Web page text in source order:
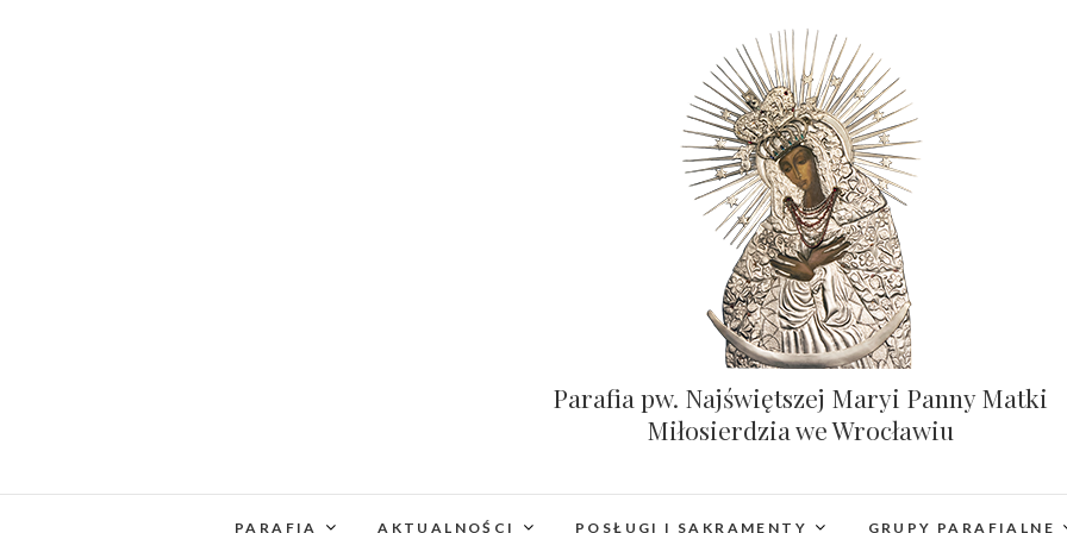
Parafia pw. Najświętszej Maryi Panny Matki
Miłosierdzia we Wrocławiu
PARAFIA AKTUALNOŚCI POSŁUGI I SAKRAMENTY GRUPY PARAFIALNE